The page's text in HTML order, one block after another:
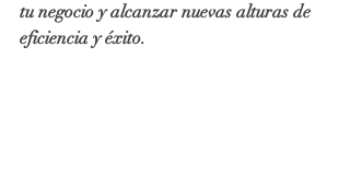
tu negocio y alcanzar nuevas alturas de
eficiencia y éxito.